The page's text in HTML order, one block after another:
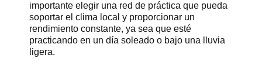
importante elegir una red de práctica que pueda
soportar el clima local y proporcionar un
rendimiento constante, ya sea que esté
practicando en un día soleado o bajo una lluvia
ligera.